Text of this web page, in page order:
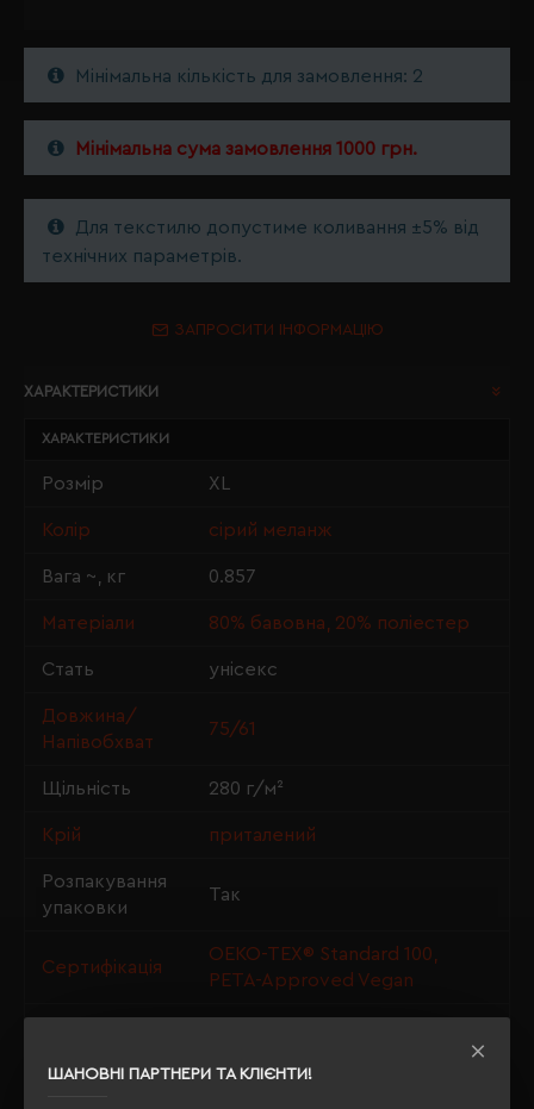
ШАНОВНІ ПАРТНЕРИ ТА КЛІЄНТИ!
Мінімальна кількість для замовлення: 2
Мінімальна сума замовлення 1000 грн.
Для текстилю допустиме коливання ±5% від
технічних параметрів.
ЗАПРОСИТИ ІНФОРМАЦІЮ
ХАРАКТЕРИСТИКИ
ХАРАКТЕРИСТИКИ
Розмір XL
Колір сірий меланж
Вага ~, кг 0.857
Матеріали 80% бавовна, 20% поліестер
Стать унісекс
Довжина/
Напівобхват
75/61
Щільність 280 г/м²
Крій приталений
Розпакування
упаковки
Так
Сертифікація
OEKO-TEX® Standard 100,
PETA-Approved Vegan